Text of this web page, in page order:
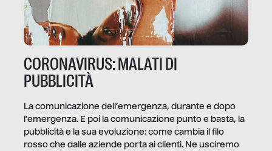
CORONAVIRUS: MALATI DI
PUBBLICITÀ
La comunicazione dell’emergenza, durante e dopo
l’emergenza. E poi la comunicazione punto e basta, la
pubblicità e la sua evoluzione: come cambia il filo
rosso che dalle aziende porta ai clienti. Ne usciremo